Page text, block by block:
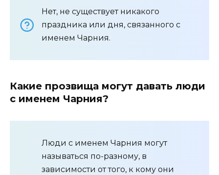
Нет, не существует никакого
праздника или дня, связанного с
именем Чарния.
Какие прозвища могут давать люди
с именем Чарния?
Люди с именем Чарния могут
называться по-разному, в
зависимости от того, к кому они